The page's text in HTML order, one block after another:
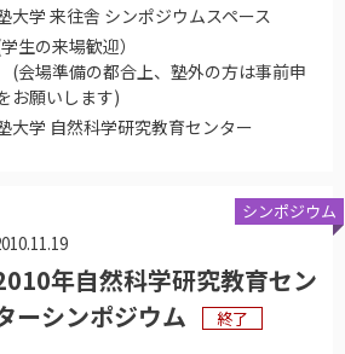
大学 来往舎 シンポジウムスペース
生の来場歓迎）
備の都合上、塾外の方は事前申
お願いします)
大学 自然科学研究教育センター
シンポジウム
年自然科学研究教育セン
ーシンポジウム
終了